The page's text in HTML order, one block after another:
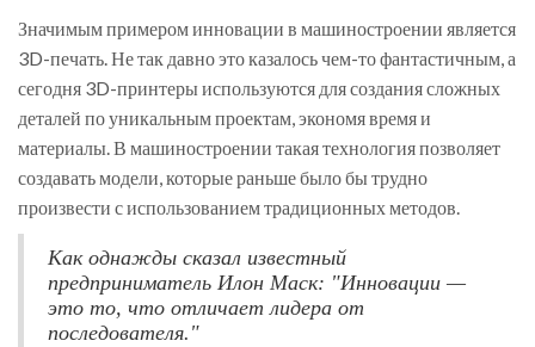
Значимым примером инновации в машиностроении является
3D-печать. Не так давно это казалось чем-то фантастичным, а
сегодня 3D-принтеры используются для создания сложных
деталей по уникальным проектам, экономя время и
материалы. В машиностроении такая технология позволяет
создавать модели, которые раньше было бы трудно
произвести с использованием традиционных методов.
Как однажды сказал известный
предприниматель Илон Маск: "Инновации —
это то, что отличает лидера от
последователя."